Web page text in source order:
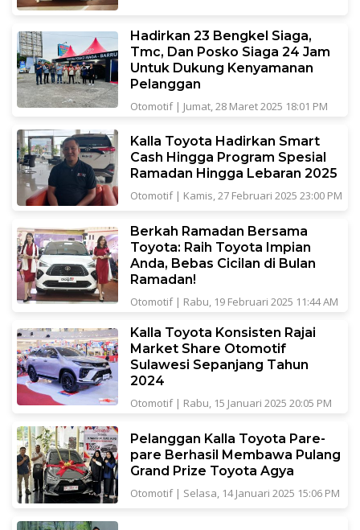
Hadirkan 23 Bengkel Siaga,
Tmc, Dan Posko Siaga 24 Jam
Untuk Dukung Kenyamanan
Pelanggan
Otomotif| Jumat, 28 Maret 2025 18:01 PM
Kalla Toyota Hadirkan Smart
Cash Hingga Program Spesial
Ramadan Hingga Lebaran 2025
Otomotif| Kamis, 27 Februari 2025 23:00 PM
Berkah Ramadan Bersama
Toyota: Raih Toyota Impian
Anda, Bebas Cicilan di Bulan
Ramadan!
Otomotif| Rabu, 19 Februari 2025 11:44 AM
Kalla Toyota Konsisten Rajai
Market Share Otomotif
Sulawesi Sepanjang Tahun
2024
Otomotif| Rabu, 15 Januari 2025 20:05 PM
Pelanggan Kalla Toyota Pare-
pare Berhasil Membawa Pulang
Grand Prize Toyota Agya
Otomotif| Selasa, 14 Januari 2025 15:06 PM